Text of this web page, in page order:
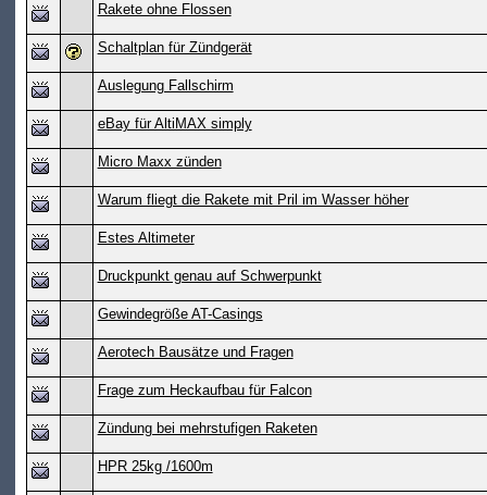
Rakete ohne Flossen
Schaltplan für Zündgerät
Auslegung Fallschirm
eBay für AltiMAX simply
Micro Maxx zünden
Warum fliegt die Rakete mit Pril im Wasser höher
Estes Altimeter
Druckpunkt genau auf Schwerpunkt
Gewindegröße AT-Casings
Aerotech Bausätze und Fragen
Frage zum Heckaufbau für Falcon
Zündung bei mehrstufigen Raketen
HPR 25kg /1600m